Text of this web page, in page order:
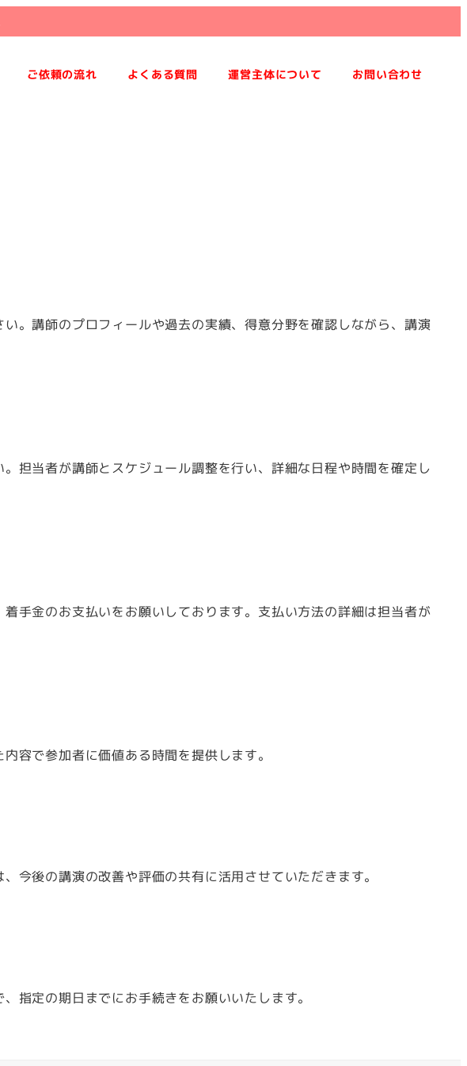
ご依頼の流れ よくある質問 運営主体について お問い合わせ
。講師のプロフィールや過去の実績、得意分野を確認しながら、講演
担当者が講師とスケジュール調整を行い、詳細な日程や時間を確定し
手金のお支払いをお願いしております。支払い方法の詳細は担当者が
容で参加者に価値ある時間を提供します。
今後の講演の改善や評価の共有に活用させていただきます。
指定の期日までにお手続きをお願いいたします。